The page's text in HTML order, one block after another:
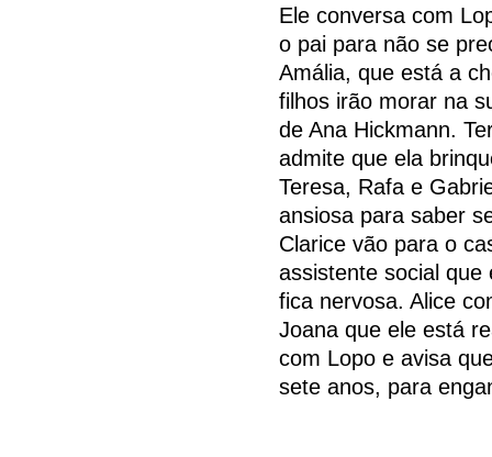
Ele conversa com
o pai para não se
Amália, que está a
filhos irão morar na
de Ana Hickmann.
admite que ela
Teresa, Rafa e
ansiosa para saber
Clarice vão para o
assistente social que
fica nervosa. Alice
Joana que ele está
com Lopo e avisa
sete anos, para